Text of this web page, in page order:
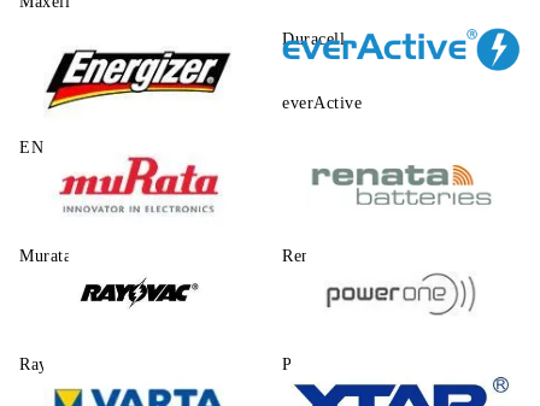
Duracell
ENERGIZER
everActive
Murata Renata
Rayovac Power One